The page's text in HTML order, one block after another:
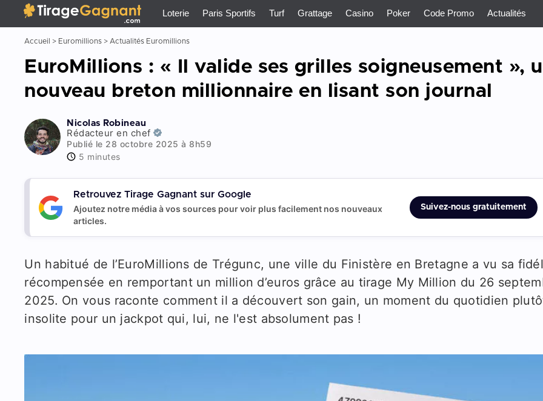
Tirage Gagnant
Loterie Paris Sportifs Turf Grattage Casino Poker Code Promo Actualités
Accueil > Euromillions > Actualités Euromillions
EuroMillions : « Il valide ses grilles soigneusement »,
nouveau breton millionnaire en lisant son journal
Nicolas Robineau
Rédacteur en chef
Publié le 28 octobre 2025 à 8h59
5 minutes
Retrouvez Tirage Gagnant sur Google
Ajoutez notre média à vos sources pour voir plus facilement nos nouveaux
articles.
Suivez-nous gratuitement
Un habitué de l’EuroMillions de Trégunc, une ville du Finistère en Bretagne a vu sa
récompensée en remportant un million d’euros grâce au tirage My Million du 26
2025. On vous raconte comment il a découvert son gain, un moment du quotidien
insolite pour un jackpot qui, lui, ne l'est absolument pas !